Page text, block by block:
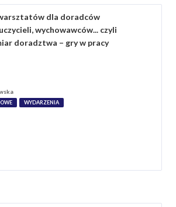
dla doradców
wychowawców... czyli
doradztwa – gry w pracy
WYDARZENIA